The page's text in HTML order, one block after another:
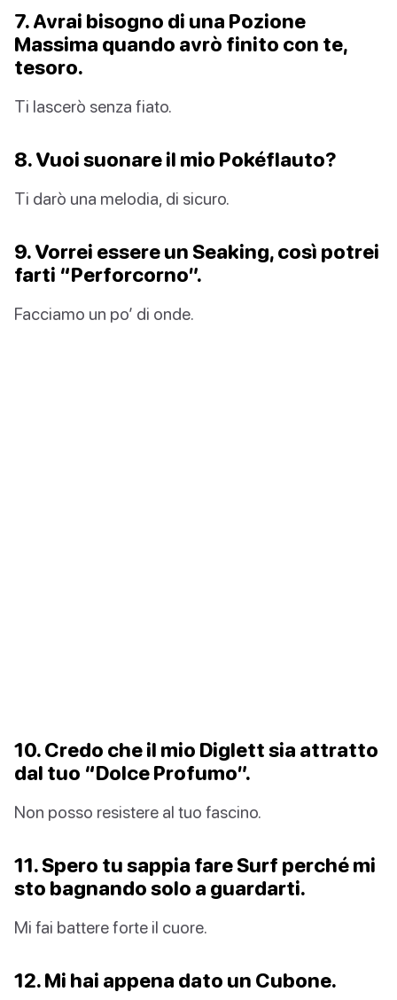
7. Avrai bisogno di una Pozione
Massima quando avrò finito con te,
tesoro.
Ti lascerò senza fiato.
8. Vuoi suonare il mio Pokéflauto?
Ti darò una melodia, di sicuro.
9. Vorrei essere un Seaking, così potrei
farti “Perforcorno”.
Facciamo un po’ di onde.
10. Credo che il mio Diglett sia attratto
dal tuo “Dolce Profumo”.
Non posso resistere al tuo fascino.
11. Spero tu sappia fare Surf perché mi
sto bagnando solo a guardarti.
Mi fai battere forte il cuore.
12. Mi hai appena dato un Cubone.